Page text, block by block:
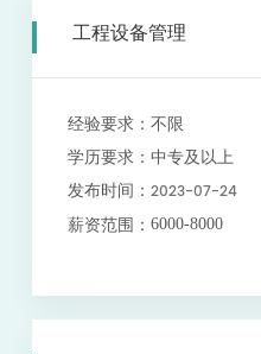
工程设备管理
经验要求： 不限
学历要求： 中专及以上
发布时间： 2023-07-24
薪资范围： 6000-8000